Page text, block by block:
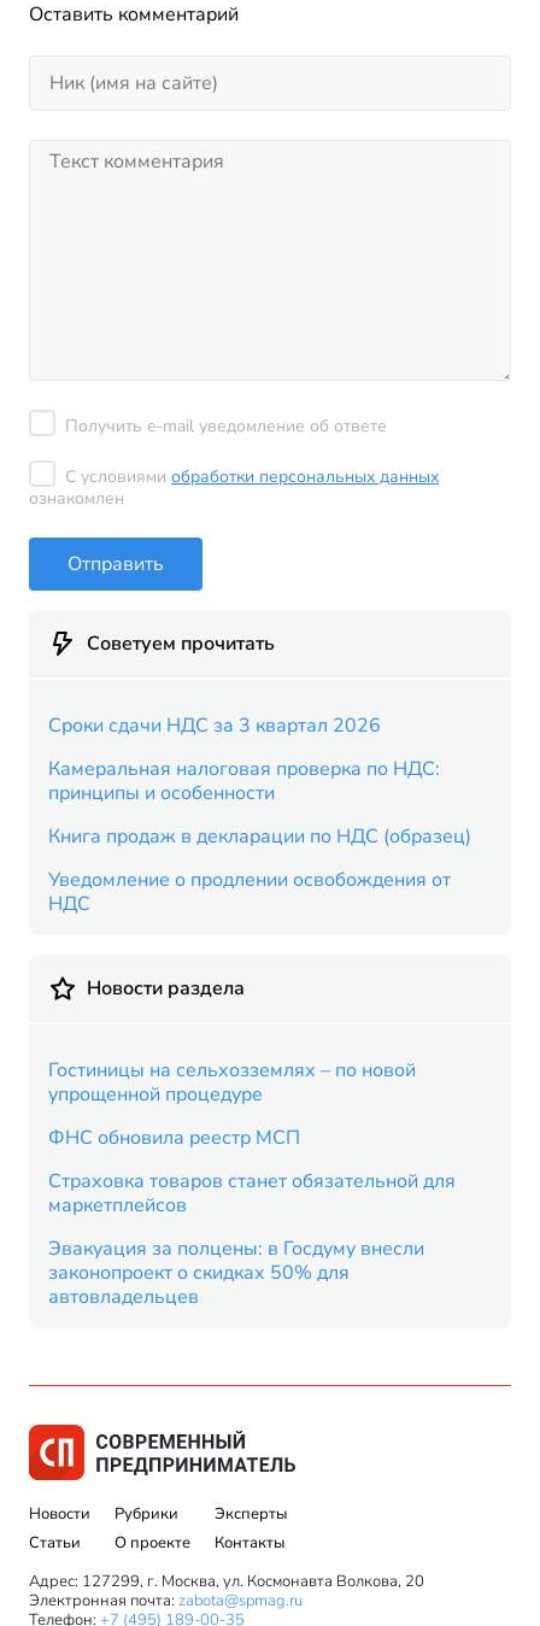
Оставить комментарий
Получить e-mail уведомление об ответе
С условиями обработки персональных данных
ознакомлен
Отправить
Советуем прочитать
Сроки сдачи НДС за 3 квартал 2026
Камеральная налоговая проверка по НДС:
принципы и особенности
Книга продаж в декларации по НДС (образец)
Уведомление о продлении освобождения от
НДС
Новости раздела
Гостиницы на сельхозземлях – по новой
упрощенной процедуре
ФНС обновила реестр МСП
Страховка товаров станет обязательной для
маркетплейсов
Эвакуация за полцены: в Госдуму внесли
законопроект о скидках 50% для
автовладельцев
Новости
Статьи
Рубрики
О проекте
Эксперты
Контакты
Адрес: 127299, г. Москва, ул. Космонавта Волкова, 20
Электронная почта: zabota@spmag.ru
Телефон: +7 (495) 189-00-35